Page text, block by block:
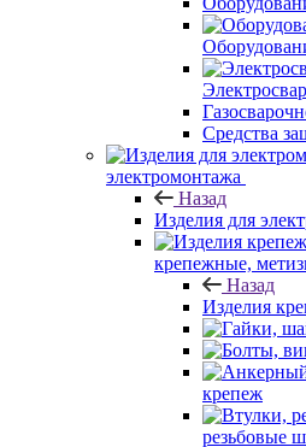
Средства
электромонтажа
Назад
Изделия для
крепежные,
Назад
Изделия
крепеж
резьбовые